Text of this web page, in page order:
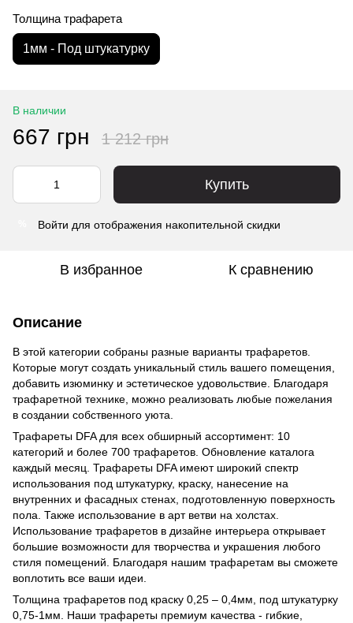
Толщина трафарета
1мм - Под штукатурку
В наличии
667 грн 1 212 грн
Купить
Войти для отображения накопительной скидки
В избранное К сравнению
Описание
В этой категории собраны разные варианты трафаретов.
Которые могут создать уникальный стиль вашего помещения,
добавить изюминку и эстетическое удовольствие. Благодаря
трафаретной технике, можно реализовать любые пожелания
в создании собственного уюта.
Трафареты DFA для всех обширный ассортимент: 10
категорий и более 700 трафаретов. Обновление каталога
каждый месяц. Трафареты DFA имеют широкий спектр
использования под штукатурку, краску, нанесение на
внутренних и фасадных стенах, подготовленную поверхность
пола. Также использование в арт ветви на холстах.
Использование трафаретов в дизайне интерьера открывает
большие возможности для творчества и украшения любого
стиля помещений. Благодаря нашим трафаретам вы сможете
воплотить все ваши идеи.
Толщина трафаретов под краску 0,25 – 0,4мм, под штукатурку
0,75-1мм. Наши трафареты премиум качества - гибкие,